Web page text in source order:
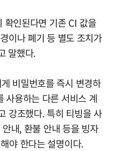
인된다면 기존 CI 값을
이나 폐기 등 별도 조치가
말했다.
비밀번호를 즉시 변경하
사용하는 다른 서비스 계
강조했다. 특히 티빙을 사
내, 환불 안내 등을 빙자
야 한다는 설명이다.